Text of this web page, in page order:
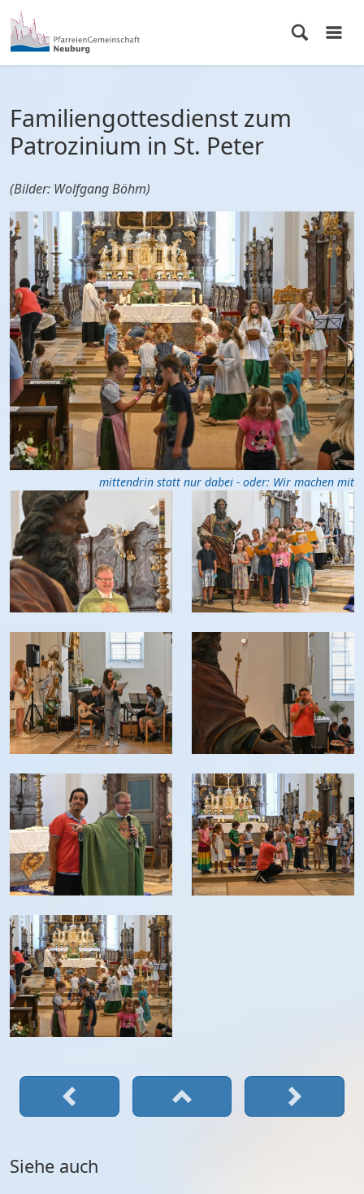
Familiengottesdienst zum
Patrozinium in St. Peter
(Bilder: Wolfgang Böhm)
mittendrin statt nur dabei - oder: Wir machen mit
Siehe auch